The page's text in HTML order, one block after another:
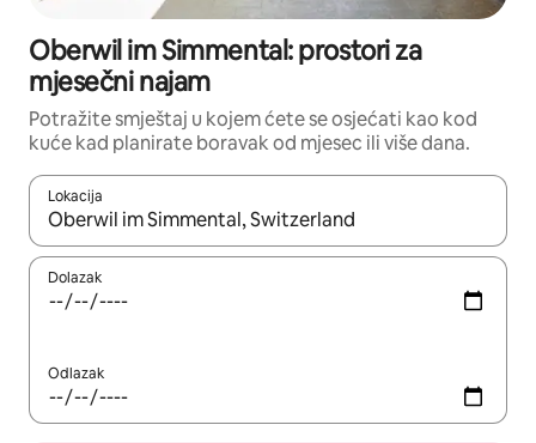
Oberwil im Simmental: prostori za
mjesečni najam
Potražite smještaj u kojem ćete se osjećati kao kod
kuće kad planirate boravak od mjesec ili više dana.
Lokacija
Kada budu dostupni rezultati, moći ćete ih pregledati
Dolazak
Odlazak